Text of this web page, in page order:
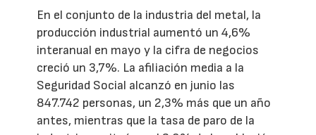
En el conjunto de la industria del metal, la
producción industrial aumentó un 4,6%
interanual en mayo y la cifra de negocios
creció un 3,7%. La afiliación media a la
Seguridad Social alcanzó en junio las
847.742 personas, un 2,3% más que un año
antes, mientras que la tasa de paro de la